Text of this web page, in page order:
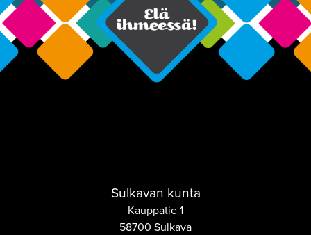
Sulkavan kunta
Kauppatie 1
58700 Sulkava